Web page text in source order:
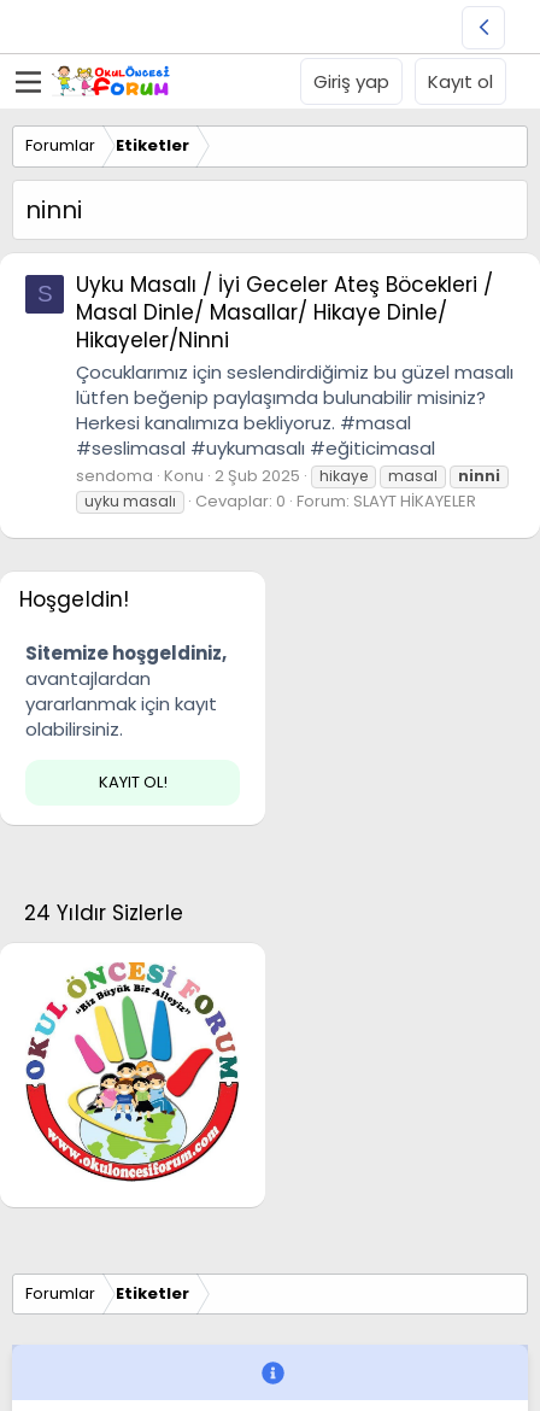
Giriş yap Kayıt ol
Forumlar Etiketler
ninni
S
Uyku Masalı / İyi Geceler Ateş Böcekleri /
Masal Dinle/ Masallar/ Hikaye Dinle/
Hikayeler/Ninni
Çocuklarımız için seslendirdiğimiz bu güzel masalı
lütfen beğenip paylaşımda bulunabilir misiniz?
Herkesi kanalımıza bekliyoruz. #masal
#seslimasal #uykumasalı #eğiticimasal
sendoma Konu 2 Şub 2025 hikaye masal
ninni
uyku masalı
Cevaplar: 0 Forum: SLAYT HİKAYELER
Hoşgeldin!
Sitemize hoşgeldiniz,
avantajlardan
yararlanmak için kayıt
olabilirsiniz.
KAYIT OL!
24 Yıldır Sizlerle
Forumlar Etiketler